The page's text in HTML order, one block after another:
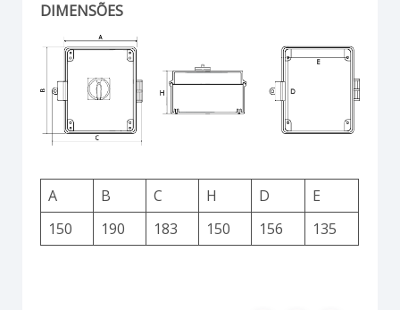
DIMENSÕES
A B C H D
E
150
190 183 150 156 135